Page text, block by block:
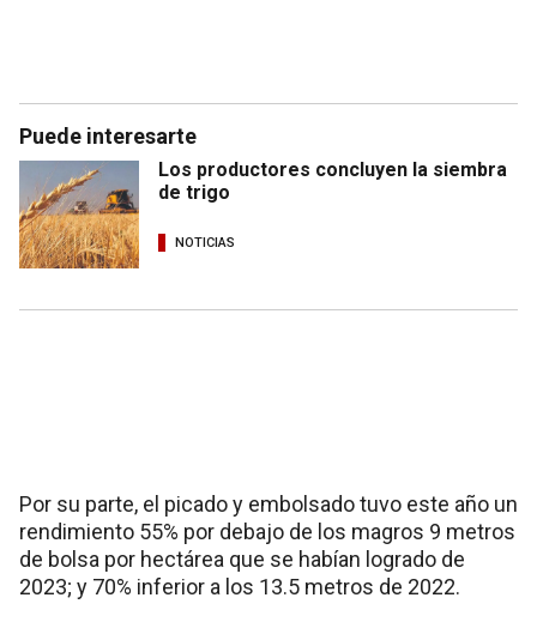
Puede interesarte
Los productores concluyen la siembra
de trigo
NOTICIAS
Por su parte, el picado y embolsado tuvo este año un
rendimiento 55% por debajo de los magros 9 metros
de bolsa por hectárea que se habían logrado de
2023; y 70% inferior a los 13.5 metros de 2022.